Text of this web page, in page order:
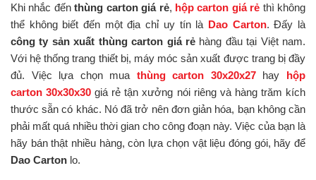
Khi nhắc đếnthùng carton giá rẻ, hộp carton giá rẻ thì không
thể không biết đến một địa chỉ uy tín là Dao Carton. Đấy là
công ty sản xuất thùng carton giá rẻhàng đầu tại Việt nam.
Với hệ thống trang thiết bị, máy móc sản xuất được trang bị đầy
đủ. Việc lựa chọn mua thùng carton 30x20x27hay hộp
carton 30x30x30 giá rẻ tận xưởng nói riêng và hàng trăm kích
thước sẵn có khác. Nó đã trở nên đơn giản hóa, bạn không cần
phải mất quá nhiều thời gian cho công đoạn này. Việc của bạn là
hãy bán thật nhiều hàng, còn lựa chọn vật liệu đóng gói, hãy để
Dao Carton lo.